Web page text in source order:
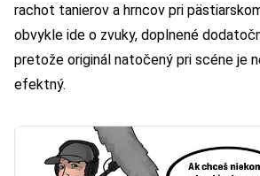
rachot tanierov a hrncov pri
obvykle ide o zvuky, doplnené
pretože originál natočený pri scéne je
efektný.